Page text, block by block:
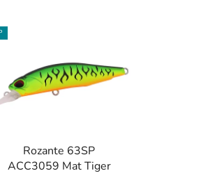
Rozante 63SP
ACC3059 Mat Tiger